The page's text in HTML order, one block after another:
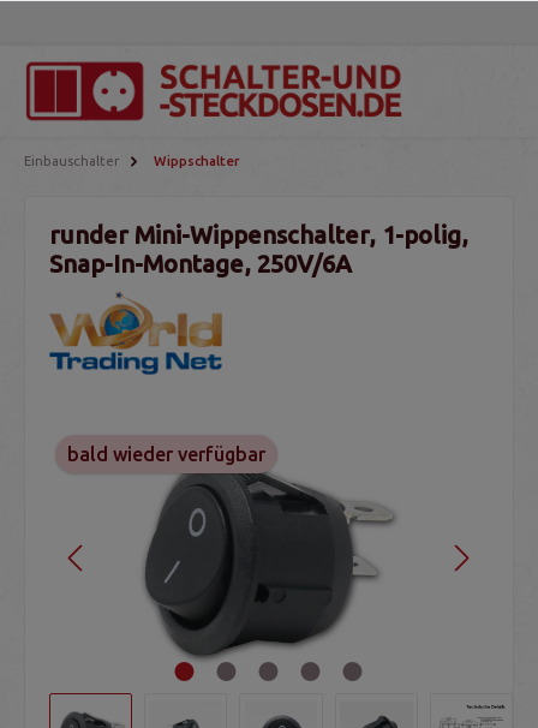
Einbauschalter Wippschalter
runder Mini-Wippenschalter, 1-polig,
Snap-In-Montage, 250V/6A
bald wieder verfügbar